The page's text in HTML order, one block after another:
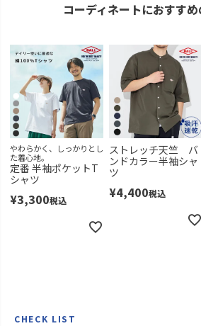
コーディネートにおすす
やわらかく、しっかりとし
た着心地。
定番 半袖ポケットT
シャツ
¥3,300税込
ストレッチ天竺 バ
ンドカラー半袖シャ
ツ
¥4,400税込
CHECK LIST